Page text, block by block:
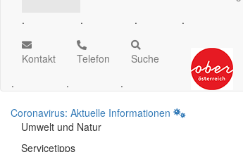
.
.
.
.
Kontakt
.
Telefon
.
Suche
.
Coronavirus: Aktuelle Informationen
Umwelt und Natur
Servicetipps